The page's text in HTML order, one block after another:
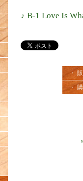
♪ B-1 Love Is
・
・